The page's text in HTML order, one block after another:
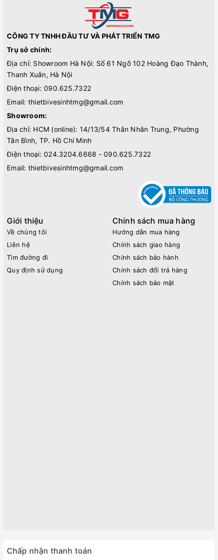
CÔNG TY TNHH ĐẦU TƯ VÀ PHÁT TRIỂN TMG
Trụ sở chính:
Địa chỉ: Showroom Hà Nội: Số 61 Ngõ 102 Hoàng Đạo Thành,
Thanh Xuân, Hà Nội
Điện thoại: 090.625.7322
Email: thietbivesinhtmg@gmail.com
Showroom:
Địa chỉ: HCM (online): 14/13/54 Thân Nhân Trung, Phường
Tân Bình, TP. Hồ Chí Minh
Điện thoại: 024.3204.6668 - 090.625.7322
Email: thietbivesinhtmg@gmail.com
Giới thiệu
Về chúng tôi
Liên hệ
Tìm đường đi
Quy định sử dụng
Chính sách mua hàng
Hướng dẫn mua hàng
Chính sách giao hàng
Chính sách bảo hành
Chính sách đổi trả hàng
Chính sách bảo mật
Chấp nhận thanh toán